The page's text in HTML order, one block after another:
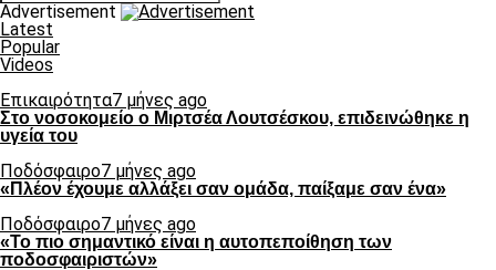
Advertisement
Latest
Popular
Videos
Επικαιρότητα7 μήνες ago
Στο νοσοκομείο ο Μιρτσέα Λουτσέσκου, επιδεινώθηκε η
υγεία του
Ποδόσφαιρο7 μήνες ago
«Πλέον έχουμε αλλάξει σαν ομάδα, παίξαμε σαν ένα»
Ποδόσφαιρο7 μήνες ago
«Το πιο σημαντικό είναι η αυτοπεποίθηση των
ποδοσφαιριστών»